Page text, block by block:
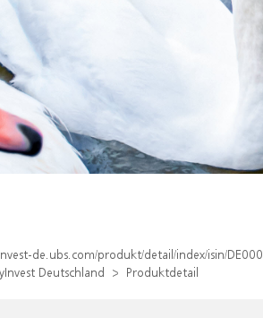
de.ubs.com/produkt/detail/index/isin/
Deutschland Produktdetail